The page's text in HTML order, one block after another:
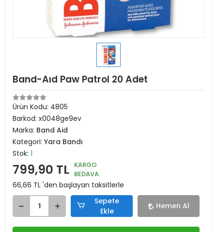
Band-Aıd Paw Patrol 20 Adet
Ürün Kodu: 4805
Barkod: x0048ge9ev
Marka: Band Aid
Kategori: Yara Bandı
Stok: 1
799,90 TL KARGO
BEDAVA
66,66 TL 'den başlayan taksitlerle
Sepete
Ekle
Hemen Al